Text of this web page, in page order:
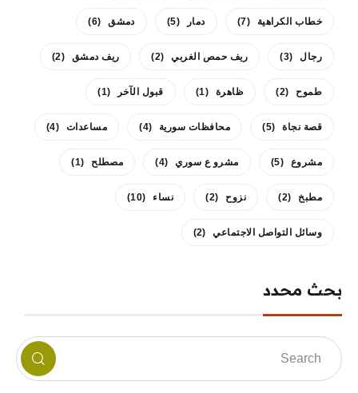
خطاب الكراهية (7) دمار (5) دمشق (6)
رجال (3) ريف حمص الغربي (2) ريف دمشق (2)
طموح (2) ظاهرة (1) قبول الآخر (1)
قصة نجاة (5) محافظات سورية (4) مساعدات (4)
مشروع (5) مشرو ع سوري (4) مصطلح (1)
مطبخ (2) نزوح (2) نساء (10)
وسائل التواصل الاجتماعي (2)
بحث محدد